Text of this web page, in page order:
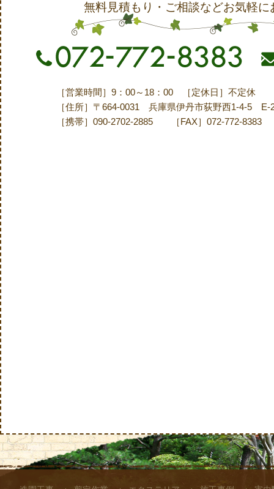
無料見積もり・ご相談などお気軽に
［営業時間］9：00～18：00 ［定休日］不定休
［住所］〒664-0031 兵庫県伊丹市荻野西1-4-5 E-
［携帯］090-2702-2885 ［FAX］072-772-8383